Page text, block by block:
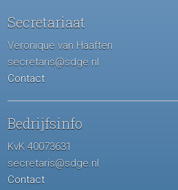
Secretariaat
Veronique van Haaften
secretaris@sdge.nl
Contact
Bedrijfsinfo
KvK 40073631
secretaris@sdge.nl
Contact